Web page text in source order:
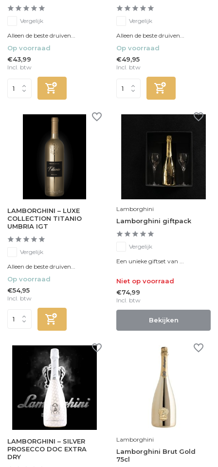
Vergelijk
Alleen de beste druiven...
Op voorraad
€43,99
Incl. btw
Vergelijk
Alleen de beste druiven...
Op voorraad
€49,95
Incl. btw
LAMBORGHINI – LUXE
COLLECTION TITANIO
UMBRIA IGT
Vergelijk
Alleen de beste druiven...
Op voorraad
€54,95
Incl. btw
Lamborghini
Lamborghini giftpack
Vergelijk
Een unieke giftset van ...
Niet op voorraad
€74,99
Incl. btw
Bekijken
LAMBORGHINI – SILVER
PROSECCO DOC EXTRA
DRY
Lamborghini
Lamborghini Brut Gold
75cl